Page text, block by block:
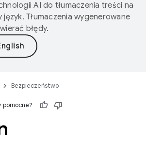
AI do tłumaczenia treści na
Tłumaczenia wygenerowane
błędy.
Bezpieczeństwo
pomocne?